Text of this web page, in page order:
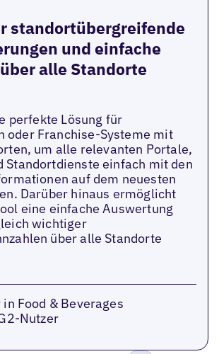
standortübergreifende
und einfache
alle Standorte
perfekte Lösung für
oder Franchise-Systeme mit
um alle relevanten Portale,
Standortdienste einfach mit den
auf dem neuesten
Darüber hinaus ermöglicht
eine einfache Auswertung
wichtiger
über alle Standorte
Food & Beverages
Nutzer